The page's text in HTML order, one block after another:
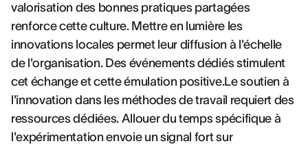
valorisation des bonnes pratiques partagées
renforce cette culture. Mettre en lumière les
innovations locales permet leur diffusion à l'échelle
de l'organisation. Des événements dédiés stimulent
cet échange et cette émulation positive.Le soutien à
l'innovation dans les méthodes de travail requiert des
ressources dédiées. Allouer du temps spécifique à
l'expérimentation envoie un signal fort sur